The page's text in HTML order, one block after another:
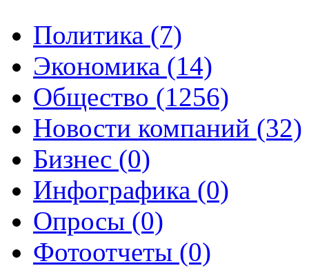
Политика (7)
Экономика (14)
Общество (1256)
Новости компаний (32)
Бизнес (0)
Инфографика (0)
Опросы (0)
Фотоотчеты (0)